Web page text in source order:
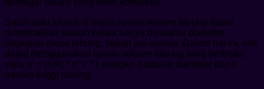
berbagai situasi yang lebih kompleks.
Salah satu situasi di mana rumus volume tabung dapat
dioptimalkan adalah ketika hanya diketahui diameter
lingkaran dasar tabung, bukan jari-jarinya. Dalam hal ini, kita
dapat menggunakan rumus volume tabung yang berbeda,
yaitu V = (π/4) * d^2 * t, dengan d adalah diameter dan t
adalah tinggi tabung.